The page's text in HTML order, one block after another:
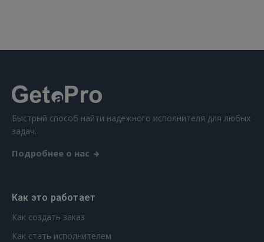
Быстрый способ найти надежного исполнителя для любых
задач.
Подробнее о нас
Как это работает
Как создать заказ
Как стать исполнителем